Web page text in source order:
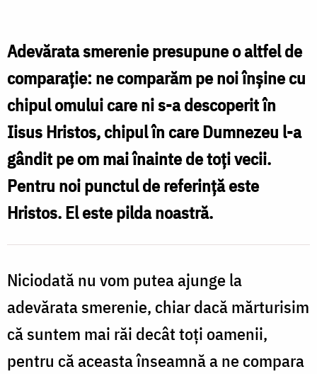
întâlnim
în
adâncul
inimii
/
Ștefan
Cojocariu
Adevărata smerenie presupune o altfel de
comparație: ne comparăm pe noi înșine cu
chipul omului care ni s-a descoperit în
Iisus Hristos, chipul în care Dumnezeu l-a
gândit pe om mai înainte de toți vecii.
Pentru noi punctul de referință este
Hristos. El este pilda noastră.
Niciodată nu vom putea ajunge la
adevărata smerenie, chiar dacă mărturisim
că suntem mai răi decât toţi oamenii,
pentru că aceasta înseamnă a ne compara